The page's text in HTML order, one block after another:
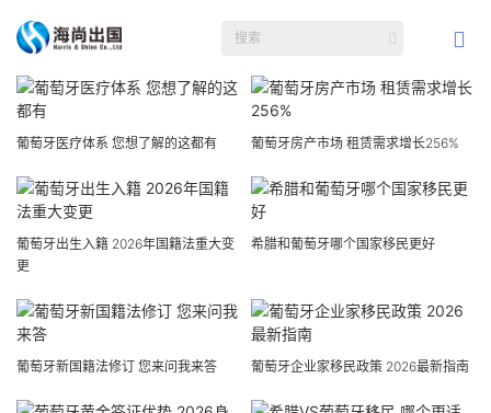
葡萄牙医疗体系 您想了解的这都有 葡萄牙房产市场 租赁需求增长256%
葡萄牙出生入籍 2026年国籍法重大变
更
希腊和葡萄牙哪个国家移民更好
葡萄牙新国籍法修订 您来问我来答 葡萄牙企业家移民政策 2026最新指南